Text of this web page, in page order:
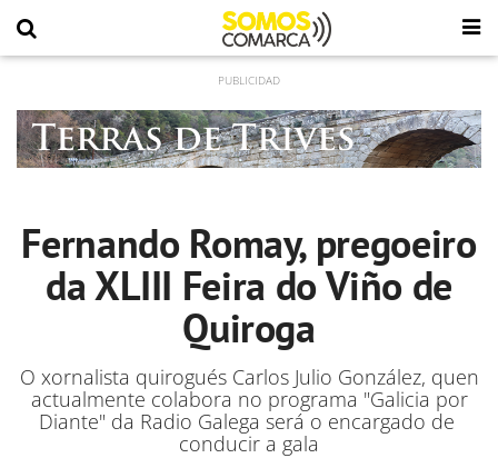
Fernando Romay, pregoeiro
da XLIII Feira do Viño de
Quiroga
O xornalista quirogués Carlos Julio González, quen
actualmente colabora no programa "Galicia por
Diante" da Radio Galega será o encargado de
conducir a gala